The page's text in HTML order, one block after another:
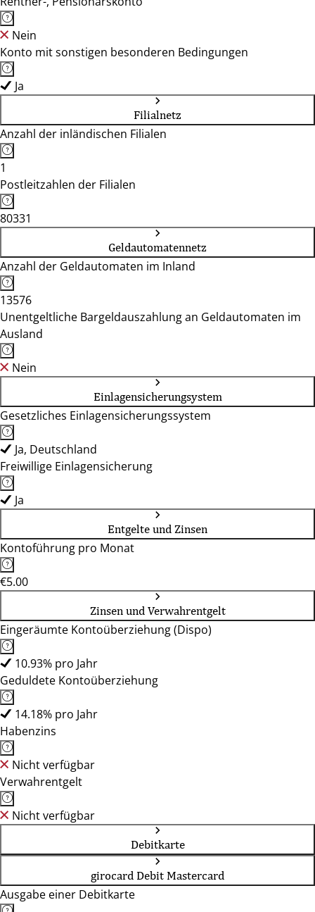
Nein
Konto mit sonstigen besonderen Bedingungen
Ja
Filialnetz
Anzahl der inländischen Filialen
1
Postleitzahlen der Filialen
80331
Geldautomatennetz
Anzahl der Geldautomaten im Inland
13576
Unentgeltliche Bargeldauszahlung an Geldautomaten im
Ausland
Nein
Einlagensicherungsystem
Gesetzliches Einlagensicherungssystem
Ja, Deutschland
Freiwillige Einlagensicherung
Ja
Entgelte und Zinsen
Kontoführung pro Monat
€5.00
Zinsen und Verwahrentgelt
Eingeräumte Kontoüberziehung (Dispo)
10.93% pro Jahr
Geduldete Kontoüberziehung
14.18% pro Jahr
Habenzins
Nicht verfügbar
Verwahrentgelt
Nicht verfügbar
Debitkarte
girocard Debit Mastercard
Ausgabe einer Debitkarte